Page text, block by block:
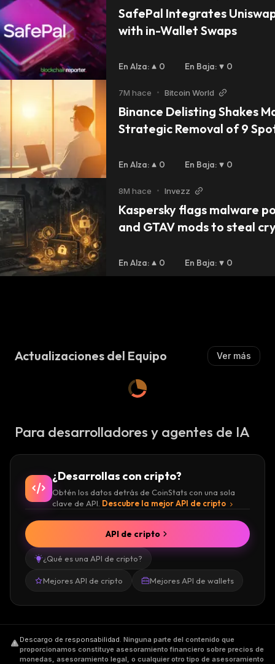
SafePal Integrates
with in-Wallet Swaps
En Alza: 0 En Baja: 0
7M hace • Bitcoin World
Binance Delisting Shakes
Strategic Removal of 9
En Alza: 0 En Baja: 0
8M hace • Invezz
Kaspersky flags malware
and GTAV mods to steal
En Alza: 0 En Baja: 0
Actualizaciones del Equipo Ver más
Para desarrolladores y agentes de IA
¿Desarrollas con cripto?
Obtén los datos detrás de CoinStats con una sola
clave de API. Descubre la mejor API de cripto
¿Qué es una API de cripto?
Mejores API de cripto Mejores API de wallets
API de cripto
Descargo de responsabilidad. Ninguna parte del contenido que
proporcionamos constituye asesoramiento financiero sobre precios de
monedas, asesoramiento legal, o cualquier otro tipo de asesoramiento